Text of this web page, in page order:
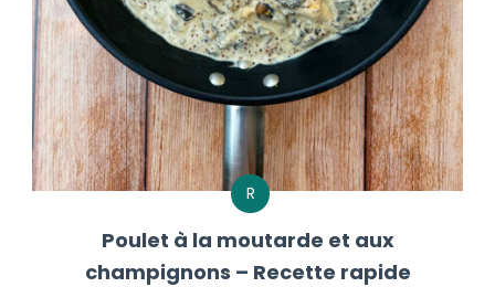
R
Poulet à la moutarde et aux
champignons – Recette rapide